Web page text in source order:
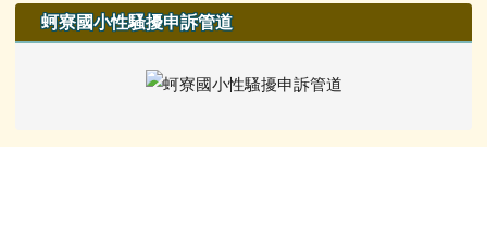
蚵寮國小性騷擾申訴管道